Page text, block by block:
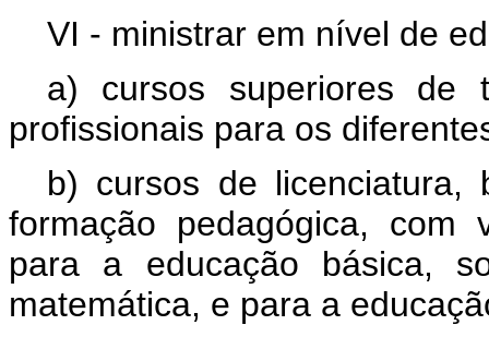
VI - ministrar em nível de
a) cursos superiores de
profissionais para os
b) cursos de licenciatura,
formação pedagógica, com
para a educação básica,
matemática, e para a